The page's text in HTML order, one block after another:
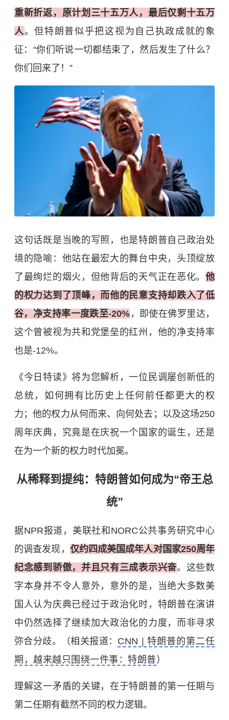
重新折返，原计划三十五万人，最后仅剩十五万
人。但特朗普似乎把这视为自己执政成就的象
征：“你们听说一切都结束了，然后发生了什么？
你们回来了！”
这句话既是当晚的写照，也是特朗普自己政治处
境的隐喻：他站在最宏大的舞台中央，头顶绽放
了最绚烂的烟火，但他背后的天气正在恶化。 他
的权力达到了顶峰，而他的民意支持却跌入了低
谷，净支持率一度跌至-20% ，即使在佛罗里达，
这个曾被视为共和党堡垒的红州，他的净支持率
也是-12%。
《今日特读》将为您解析，一位民调屡创新低的
总统，如何拥有比历史上任何前任都更大的权
力；他的权力从何而来、向何处去；以及这场250
周年庆典，究竟是在庆祝一个国家的诞生，还是
在为一个新的权力时代加冕。
从稀释到提纯：特朗普如何成为“帝王总
统”
据NPR报道，美联社和NORC公共事务研究中心
的调查发现， 仅约四成美国成年人对国家250周年
纪念感到骄傲，并且只有三成表示兴奋。这些数
字本身并不令人意外，意外的是，当绝大多数美
国人认为庆典已经过于政治化时，特朗普在演讲
中仍然选择了继续加大政治化的力度，而非寻求
弥合分歧。（相关报道： CNN | 特朗普的第二任
期，越来越只围绕一件事：特朗普 ）
理解这一矛盾的关键，在于特朗普的第一任期与
第二任期有截然不同的权力逻辑。